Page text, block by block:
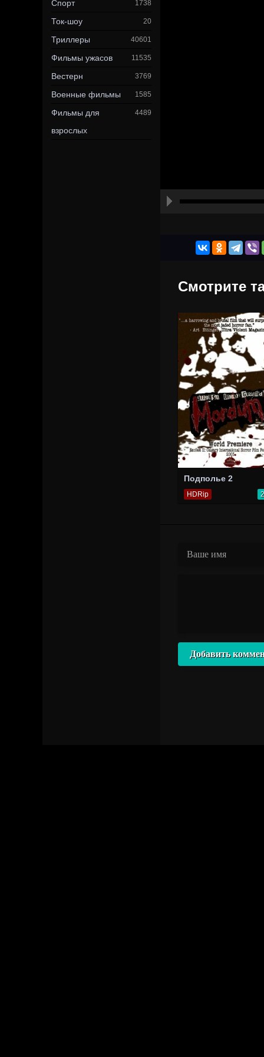
Спорт 1738
Ток-шоу 20
Триллеры 40601
Фильмы ужасов 11535
Вестерн 3769
Военные фильмы 1585
Фильмы для
взрослых
4489
Смотрите
Подполье 2
HDRip
Добавить